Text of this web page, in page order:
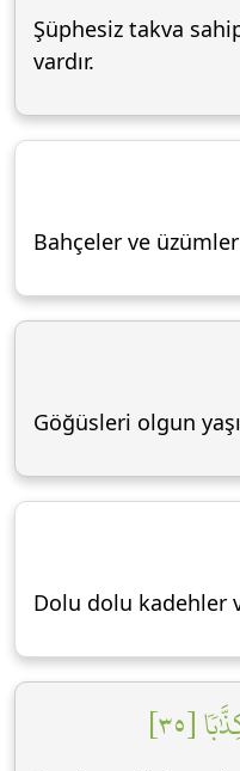
Şüphesiz takva
vardır.
Bahçeler ve üzümler
Göğüsleri olgun
Dolu dolu kadehler
[٣٥]